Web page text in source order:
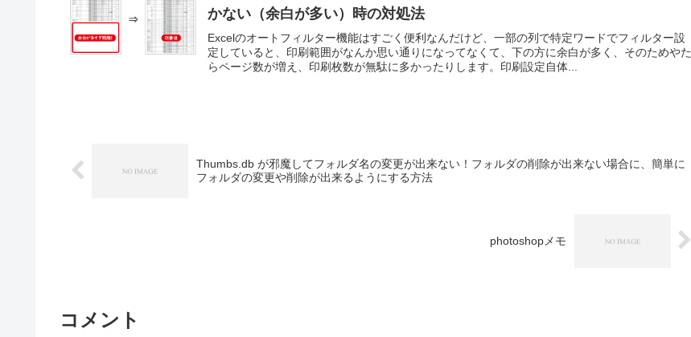
かない（余白が多い）時の対処法
Excelのオートフィルター機能はすごく便利なんだけど、一部の列で特定ワードでフィルター設
定していると、印刷範囲がなんか思い通りになってなくて、下の方に余白が多く、そのためやた
らページ数が増え、印刷枚数が無駄に多かったりします。印刷設定自体...
Thumbs.db が邪魔してフォルダ名の変更が出来ない！フォルダの削除が出来ない場合に、簡単に
フォルダの変更や削除が出来るようにする方法
photoshopメモ
コメント